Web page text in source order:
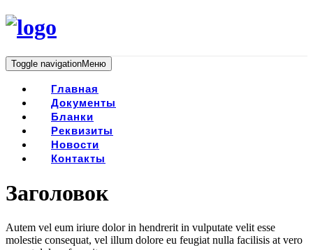
Toggle navigationМеню
Главная
Документы
Бланки
Реквизиты
Новости
Контакты
Заголовок
Autem vel eum iriure dolor in hendrerit in vulputate velit esse
molestie consequat, vel illum dolore eu feugiat nulla facilisis at vero